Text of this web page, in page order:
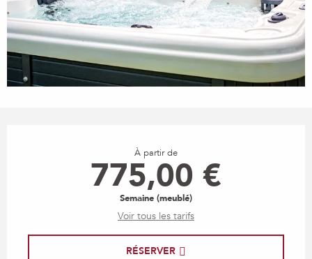
À partir de
775,00 €
Semaine (meublé)
Voir tous les tarifs
RÉSERVER